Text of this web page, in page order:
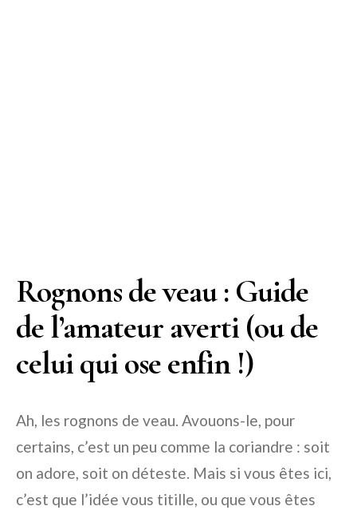
Rognons de veau : Guide
de l’amateur averti (ou de
celui qui ose enfin !)
Ah, les rognons de veau. Avouons-le, pour
certains, c’est un peu comme la coriandre : soit
on adore, soit on déteste. Mais si vous êtes ici,
c’est que l’idée vous titille, ou que vous êtes